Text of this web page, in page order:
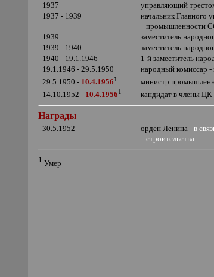
1937
управляющий
1937 - 1939
начальник Главного
промышленности
1939
заместитель
1939 - 1940
заместитель
1940 - 19.1.1946
1-й заместитель
19.1.1946 - 29.5.1950
народный комиссар
29.5.1950 - 10.4.19561
министр
14.10.1952 - 10.4.19561 кандидат в члены
Награды
30.5.1952 орден Ленина- в
строительства
1 Умер